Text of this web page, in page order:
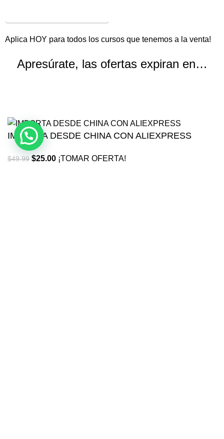
Aplica HOY para todos los cursos que tenemos a la venta!
Apresúrate, las ofertas expiran en…
IMPORTA DESDE CHINA CON ALIEXPRESS
$49.99 $25.00 ¡TOMAR OFERTA!